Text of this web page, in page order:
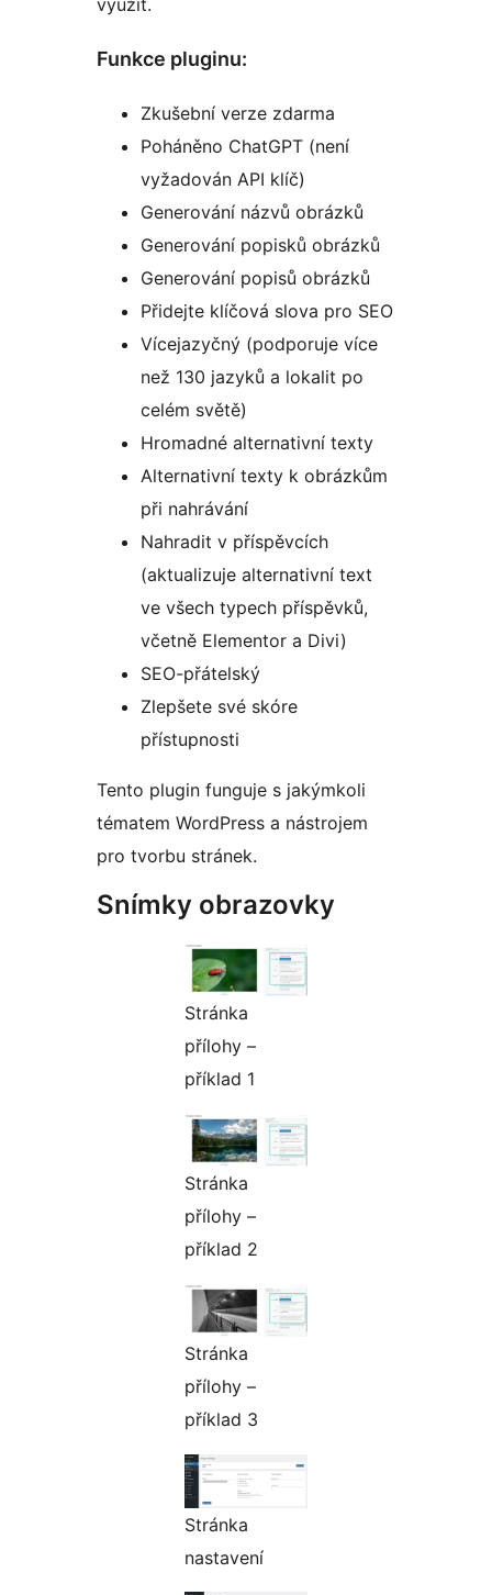
využít.
Funkce pluginu:
Zkušební verze zdarma
Poháněno ChatGPT (není
vyžadován API klíč)
Generování názvů obrázků
Generování popisků obrázků
Generování popisů obrázků
Přidejte klíčová slova pro SEO
Vícejazyčný (podporuje více
než 130 jazyků a lokalit po
celém světě)
Hromadné alternativní texty
Alternativní texty k obrázkům
při nahrávání
Nahradit v příspěvcích
(aktualizuje alternativní text
ve všech typech příspěvků,
včetně Elementor a Divi)
SEO-přátelský
Zlepšete své skóre
přístupnosti
Tento plugin funguje s jakýmkoli
tématem WordPress a nástrojem
pro tvorbu stránek.
Snímky obrazovky
Stránka
přílohy –
příklad 1
Stránka
přílohy –
příklad 2
Stránka
přílohy –
příklad 3
Stránka
nastavení